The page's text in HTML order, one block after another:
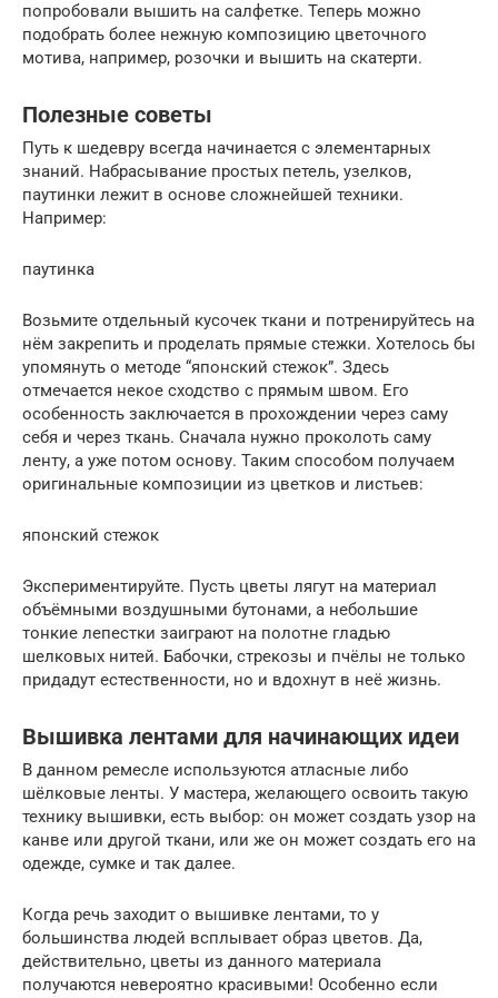
попробовали вышить на салфетке. Теперь можно
подобрать более нежную композицию цветочного
мотива, например, розочки и вышить на скатерти.
Полезные советы
Путь к шедевру всегда начинается с элементарных
знаний. Набрасывание простых петель, узелков,
паутинки лежит в основе сложнейшей техники.
Например:
паутинка
Возьмите отдельный кусочек ткани и потренируйтесь на
нём закрепить и проделать прямые стежки. Хотелось бы
упомянуть о методе “японский стежок”. Здесь
отмечается некое сходство с прямым швом. Его
особенность заключается в прохождении через саму
себя и через ткань. Сначала нужно проколоть саму
ленту, а уже потом основу. Таким способом получаем
оригинальные композиции из цветков и листьев:
японский стежок
Экспериментируйте. Пусть цветы лягут на материал
объёмными воздушными бутонами, а небольшие
тонкие лепестки заиграют на полотне гладью
шелковых нитей. Бабочки, стрекозы и пчёлы не только
придадут естественности, но и вдохнут в неё жизнь.
Вышивка лентами для начинающих идеи
В данном ремесле используются атласные либо
шёлковые ленты. У мастера, желающего освоить такую
технику вышивки, есть выбор: он может создать узор на
канве или другой ткани, или же он может создать его на
одежде, сумке и так далее.
Когда речь заходит о вышивке лентами, то у
большинства людей всплывает образ цветов. Да,
действительно, цветы из данного материала
получаются невероятно красивыми! Особенно если